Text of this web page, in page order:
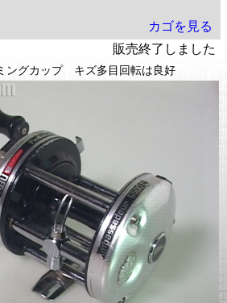
カゴを見る
販売終了しました
ングカップ キズ多目回転は良好